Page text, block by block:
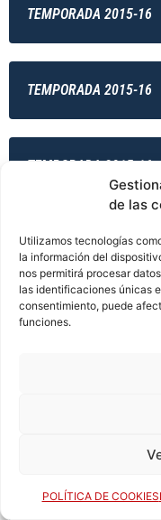
de las
Utilizamos tecnologías
la información del
nos permitirá procesar
las identificaciones únicas
consentimiento, puede
funciones.
POLÍTICA DE COOKIES
TEMPORADA 2015-16
TEMPORADA 2015-16
TEMPORADA 2015-16
TEMPORADA 2015-16
TEMPORADA 2015-16